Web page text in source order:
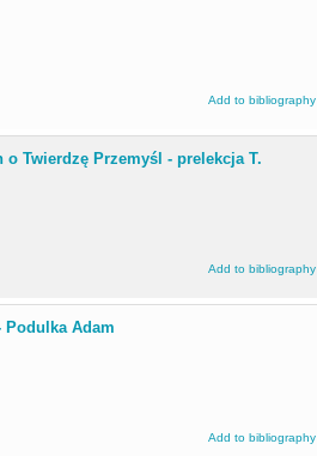
Add to bibliography
o Twierdzę Przemyśl - prelekcja T.
Add to bibliography
Podulka Adam
Add to bibliography